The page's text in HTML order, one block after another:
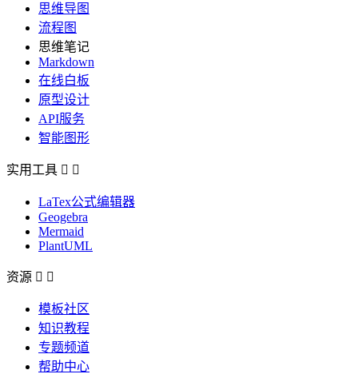
思维导图
流程图
思维笔记
Markdown
在线白板
原型设计
API服务
智能图形
实用工具  
LaTex公式编辑器
Geogebra
Mermaid
PlantUML
资源  
模板社区
知识教程
专题频道
帮助中心